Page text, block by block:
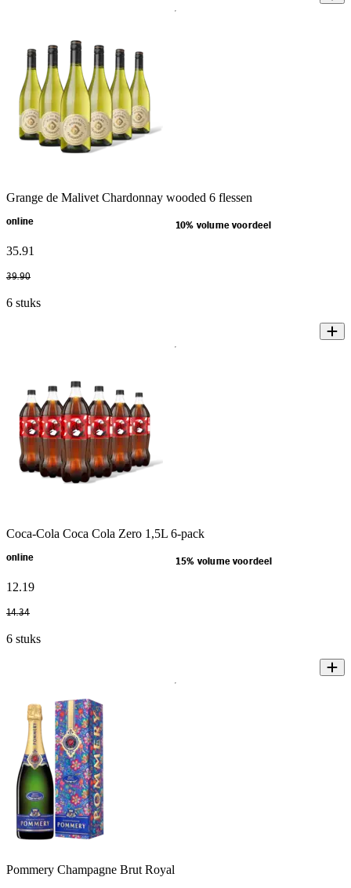
Grange de Malivet Chardonnay wooded 6 flessen
online 10% volume voordeel
35.91
39.90
6 stuks
Coca-Cola Coca Cola Zero 1,5L 6-pack
online 15% volume voordeel
12.19
14.34
6 stuks
Pommery Champagne Brut Royal